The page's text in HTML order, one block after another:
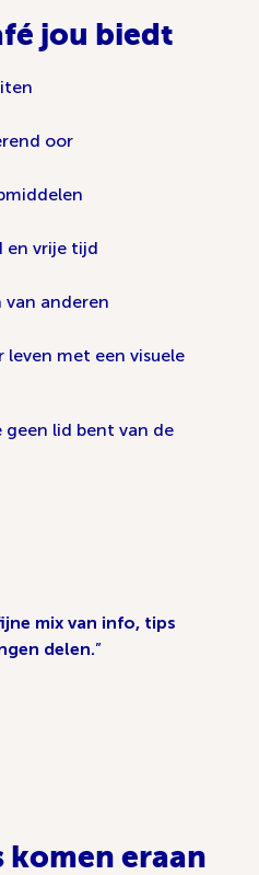
jou biedt
oor
en vrije tijd
van anderen
met een visuele
geen lid bent van de
mix van info, tips
delen.
komen eraan